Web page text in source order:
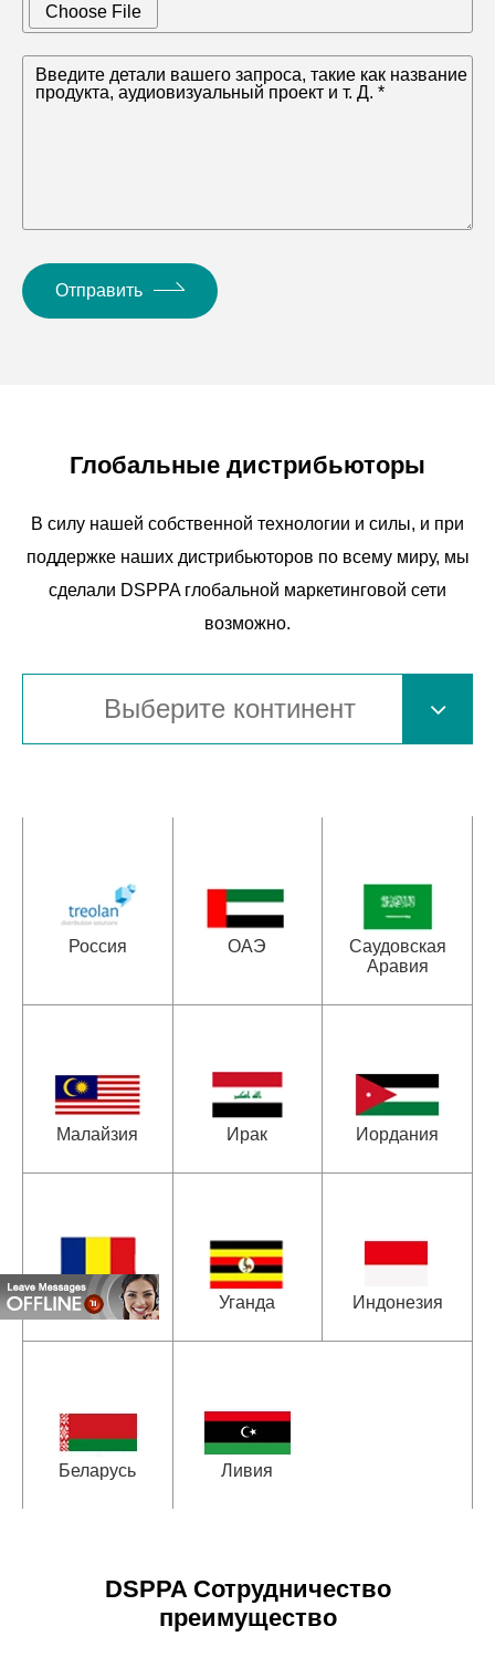
Choose File
Введите детали вашего запроса, такие как название
продукта, аудиовизуальный проект и т. Д. *
Отправить
Глобальные дистрибьюторы
В силу нашей собственной технологии и силы, и при
поддержке наших дистрибьюторов по всему миру, мы
сделали DSPPA глобальной маркетинговой сети
возможно.
Россия ОАЭ
Саудовская
Аравия
Малайзия Ирак Иордания
Румыния Уганда Индонезия
Беларусь Ливия
DSPPA Сотрудничество
преимущество